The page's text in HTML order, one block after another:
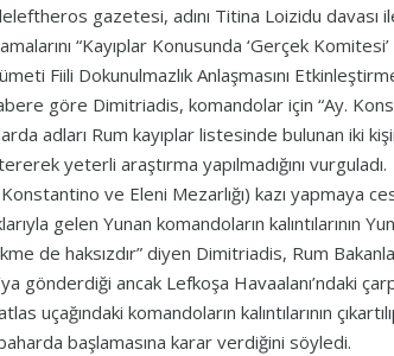
gazetesi, adını Titina Loizidu davası
“Kayıplar Konusunda ‘Gerçek
Fiili Dokunulmazlık Anlaşmasını
göre Dimitriadis, komandolar için “Ay.
adları Rum kayıplar listesinde bulunan iki
yeterli araştırma yapılmadığını
ve Eleni Mezarlığı) kazı yapmaya
gelen Yunan komandoların kalıntılarının
de haksızdır” diyen Dimitriadis, Rum
gönderdiği ancak Lefkoşa Havaalanı’ndaki
uçağındaki komandoların kalıntılarının
başlamasına karar verdiğini söyledi.